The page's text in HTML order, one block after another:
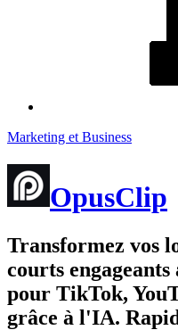
Marketing et Business
OpusClip
Transformez vos
courts
pour TikTok,
grâce à l'IA.